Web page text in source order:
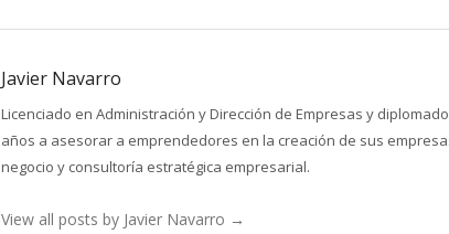
Javier Navarro
Licenciado en Administración y Dirección de Empresas y
años a asesorar a emprendedores en la creación de sus
negocio y consultoría estratégica empresarial.
View all posts by Javier Navarro →